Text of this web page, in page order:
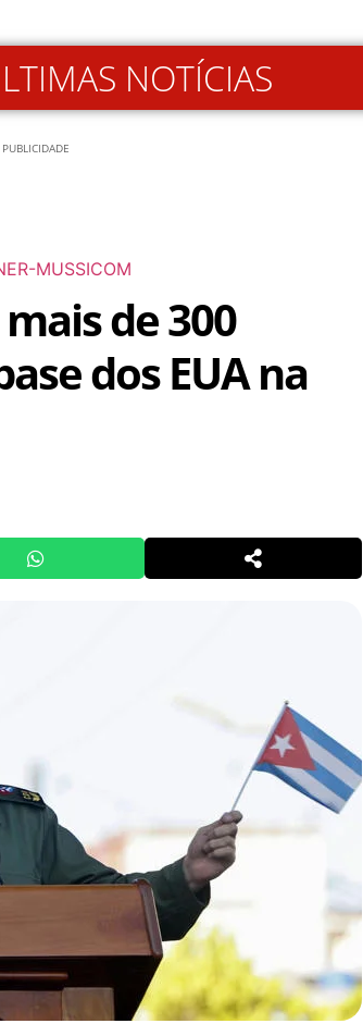
NOTÍCIAS
PUBLICIDADE
de 300
dos EUA na